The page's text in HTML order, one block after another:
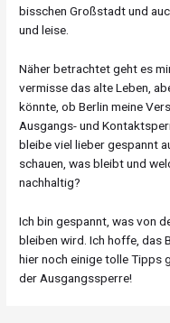
bisschen Großstadt und
und leise.
Näher betrachtet geht es
vermisse das alte Leben,
könnte, ob Berlin meine
Ausgangs- und
bleibe viel lieber gespannt
schauen, was bleibt und
nachhaltig?
Ich bin gespannt, was von
bleiben wird. Ich hoffe, das
hier noch einige tolle Tipps
der Ausgangssperre!